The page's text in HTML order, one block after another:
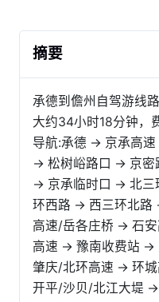
摘要
承德到儋州自驾游线
大约34小时18分钟，
导航:承德 → 京承高
→ 松树峪路口 → 京密
→ 京承临时口 → 北三
环西路 → 西三环北
高速/岳各庄桥 → 石
高速 → 豫南收费站 →
肇庆/北环高速 → 环
开平/沙贝/北江大堤